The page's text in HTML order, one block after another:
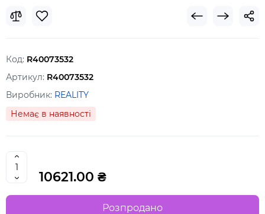
Код: R40073532
Артикул: R40073532
Виробник: REALITY
Немає в наявності
10621.00 ₴
Розпродано